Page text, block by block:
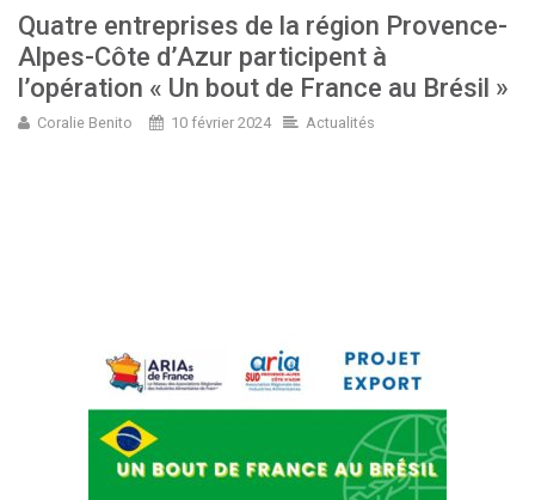
Quatre entreprises de la région Provence-
Alpes-Côte d’Azur participent à
l’opération « Un bout de France au Brésil »
Coralie Benito 10 février 2024 Actualités